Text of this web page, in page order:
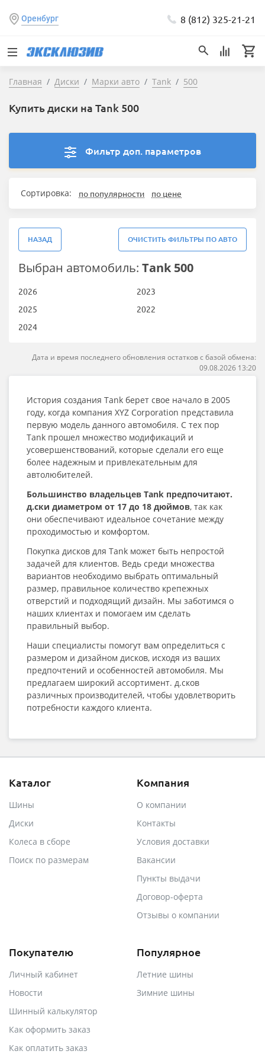
Оренбург 8 (812) 325-21-21
Главная Диски Марки авто Tank 500
Купить диски на Tank 500
Фильтр доп. параметров
Сортировка: по популярности по цене
НАЗАД ОЧИСТИТЬ ФИЛЬТРЫ ПО АВТО
Выбран автомобиль: Tank 500
2026
2025
2024
2023
2022
Дата и время последнего обновления остатков с базой обмена:
09.08.2026 13:20
История создания Tank берет свое начало в 2005
году, когда компания XYZ Corporation представила
первую модель данного автомобиля. С тех пор
Tank прошел множество модификаций и
усовершенствований, которые сделали его еще
более надежным и привлекательным для
автолюбителей.
Большинство владельцев Tank предпочитают.
д.ски диаметром от 17 до 18 дюймов, так как
они обеспечивают идеальное сочетание между
проходимостью и комфортом.
Покупка дисков для Tank может быть непростой
задачей для клиентов. Ведь среди множества
вариантов необходимо выбрать оптимальный
размер, правильное количество крепежных
отверстий и подходящий дизайн. Мы заботимся о
наших клиентах и помогаем им сделать
правильный выбор.
Наши специалисты помогут вам определиться с
размером и дизайном дисков, исходя из ваших
предпочтений и особенностей автомобиля. Мы
предлагаем широкий ассортимент. д.сков
различных производителей, чтобы удовлетворить
потребности каждого клиента.
Каталог
Шины
Диски
Колеса в сборе
Поиск по размерам
Компания
О компании
Контакты
Условия доставки
Вакансии
Пункты выдачи
Договор-оферта
Отзывы о компании
Покупателю
Личный кабинет
Новости
Шинный калькулятор
Как оформить заказ
Как оплатить заказ
Популярное
Летние шины
Зимние шины